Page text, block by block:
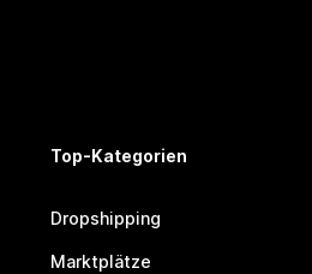
Top-Kategorien
Dropshipping
Marktplätze